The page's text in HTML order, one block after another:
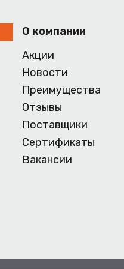
О компании
Акции
Новости
Преимущества
Отзывы
Поставщики
Сертификаты
Вакансии